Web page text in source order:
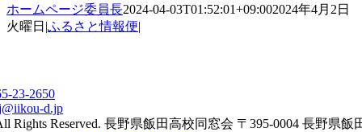
ホームページ委員長2024-04-03T01:52:01+09:002024年4月2日
火曜日 |ふるさと情報便|
23-2650
d.jp
Rights Reserved. 長野県飯田高校同窓会 〒395-0004 長野県飯